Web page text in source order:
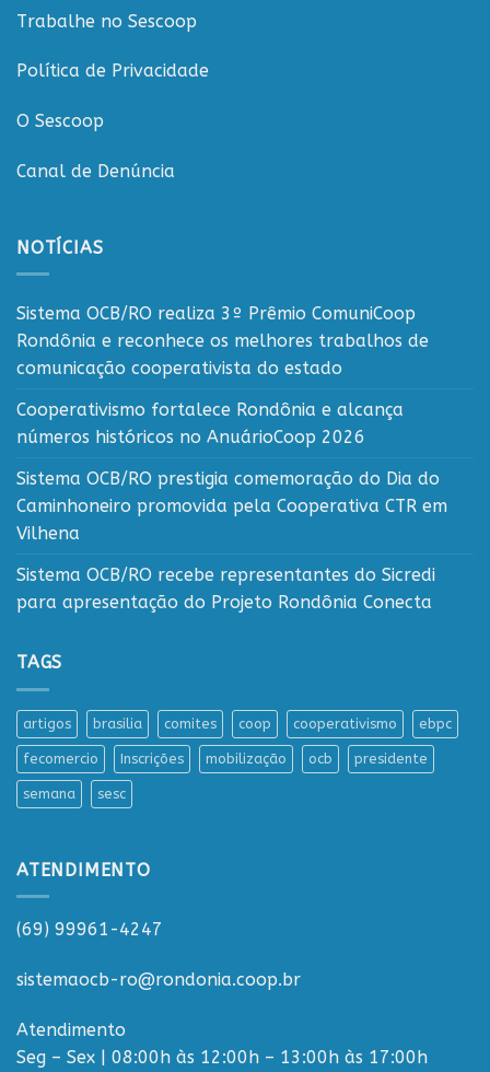
Trabalhe no Sescoop
Política de Privacidade
O Sescoop
Canal de Denúncia
NOTÍCIAS
Sistema OCB/RO realiza 3º Prêmio ComuniCoop
Rondônia e reconhece os melhores trabalhos de
comunicação cooperativista do estado
Cooperativismo fortalece Rondônia e alcança
números históricos no AnuárioCoop 2026
Sistema OCB/RO prestigia comemoração do Dia do
Caminhoneiro promovida pela Cooperativa CTR em
Vilhena
Sistema OCB/RO recebe representantes do Sicredi
para apresentação do Projeto Rondônia Conecta
TAGS
artigos brasilia comites coop cooperativismo ebpc
fecomercio Inscrições mobilização ocb presidente
semana sesc
ATENDIMENTO
(69) 99961-4247
sistemaocb-ro@rondonia.coop.br
Atendimento
Seg – Sex | 08:00h às 12:00h – 13:00h às 17:00h